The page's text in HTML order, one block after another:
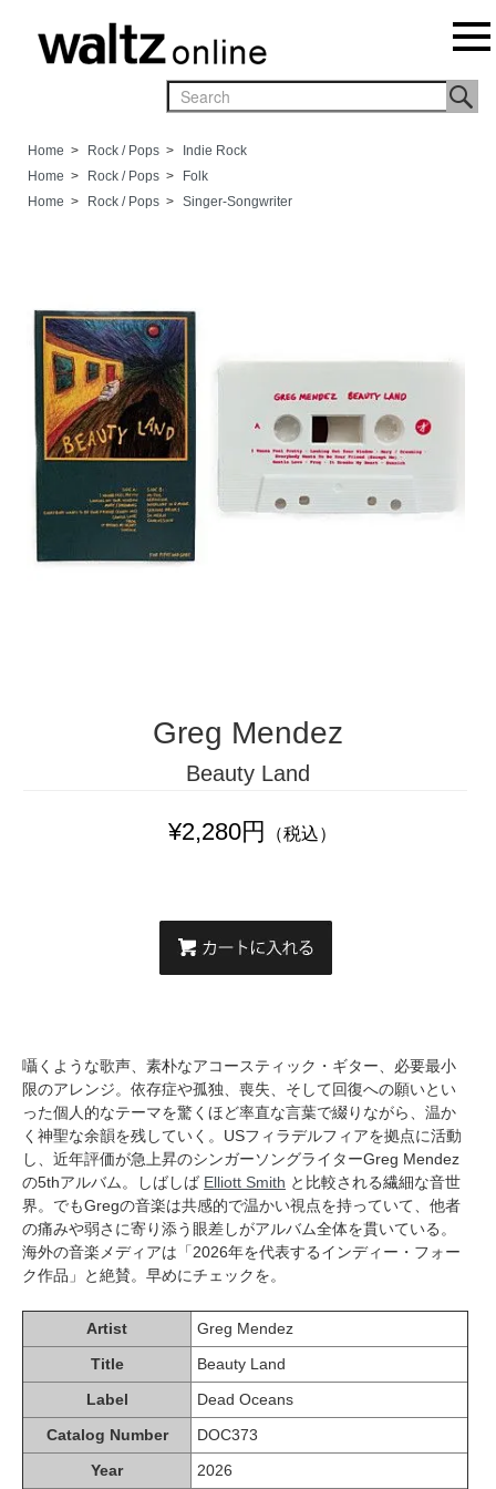
Home > Rock / Pops >
Indie Rock
Home > Rock / Pops >
Folk
Home > Rock / Pops > Singer-Songwriter
Greg Mendez
Beauty Land
¥2,280円 （税込）
囁くような歌声、素朴なアコースティック・ギター、必要最小
限のアレンジ。依存症や孤独、喪失、そして回復への願いとい
った個人的なテーマを驚くほど率直な言葉で綴りながら、温か
く神聖な余韻を残していく。USフィラデルフィアを拠点に活動
し、近年評価が急上昇のシンガーソングライターGreg Mendez
の5thアルバム。しばしば Elliott Smith と比較される繊細な音世
界。でもGregの音楽は共感的で温かい視点を持っていて、他者
の痛みや弱さに寄り添う眼差しがアルバム全体を貫いている。
海外の音楽メディアは「2026年を代表するインディー・フォー
ク作品」と絶賛。早めにチェックを。
Artist
Greg Mendez
Title
Beauty Land
Label
Dead Oceans
Catalog Number
DOC373
Year
2026